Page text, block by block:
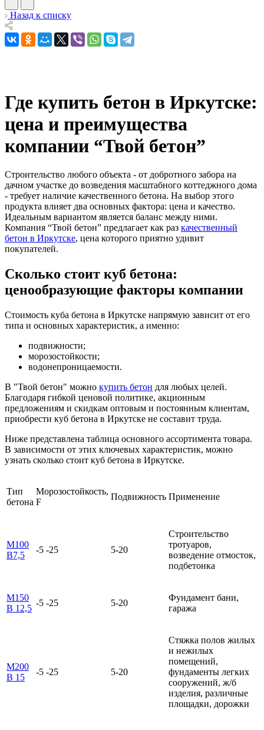
Назад к списку
Где купить бетон в Иркутске:
цена и преимущества
компании “Твой бетон”
Строительство любого объекта - от добротного забора на
дачном участке до возведения масштабного коттеджного дома
- требует наличие качественного бетона. На выбор этого
продукта влияет два основных фактора: цена и качество.
Идеальным вариантом является баланс между ними.
Компания “Твой бетон” предлагает как раз качественный
бетон в Иркутске, цена которого приятно удивит
покупателей.
Сколько стоит куб бетона:
ценообразующие факторы компании
Стоимость куба бетона в Иркутске напрямую зависит от его
типа и основных характеристик, а именно:
подвижности;
морозостойкости;
водонепроницаемости.
В "Твой бетон" можно купить бетон для любых целей.
Благодаря гибкой ценовой политике, акционным
предложениям и скидкам оптовым и постоянным клиентам,
приобрести куб бетона в Иркутске не составит труда.
Ниже представлена таблица основного ассортимента товара.
В зависимости от этих ключевых характеристик, можно
узнать сколько стоит куб бетона в Иркутске.
Тип
бетона
Морозостойкость,
F
Подвижность Применение
М100
В7,5
-5 -25 5-20
Строительство
тротуаров,
возведение отмосток,
подбетонка
М150
В 12,5
-5 -25 5-20
Фундамент бани,
гаража
М200
В 15
-5 -25 5-20
Стяжка полов жилых
и нежилых
помещений,
фундаменты легких
сооружений, ж/б
изделия, различные
площадки, дорожки